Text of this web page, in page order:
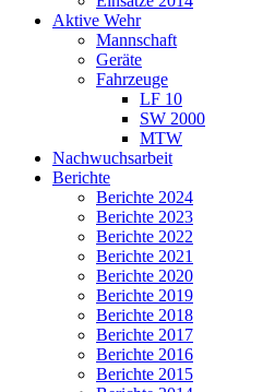
Aktive Wehr
Mannschaft
Geräte
Fahrzeuge
LF 10
SW 2000
MTW
Nachwuchsarbeit
Berichte
Berichte 2024
Berichte 2023
Berichte 2022
Berichte 2021
Berichte 2020
Berichte 2019
Berichte 2018
Berichte 2017
Berichte 2016
Berichte 2015